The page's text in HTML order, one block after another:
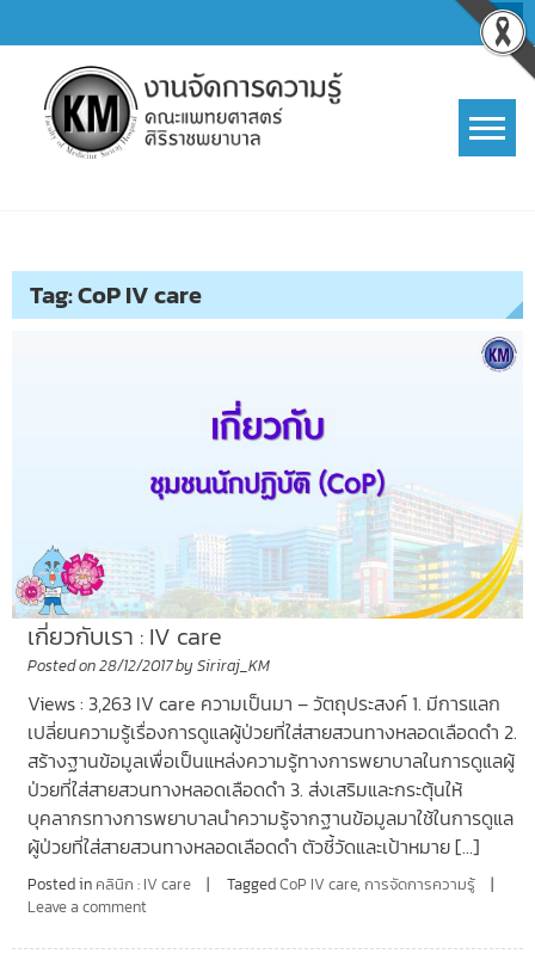
to
content
Tag:CoP IV care
เกี่ยวกับเรา : IV care
Posted on28/12/2017by Siriraj_KM
Views : 3,263 IV care ความเป็นมา – วัตถุประสงค์ 1. มีการแลก
เปลี่ยนความรู้เรื่องการดูแลผู้ป่วยที่ใส่สายสวนทางหลอดเลือดดำ 2.
สร้างฐานข้อมูลเพื่อเป็นแหล่งความรู้ทางการพยาบาลในการดูแลผู้
ป่วยที่ใส่สายสวนทางหลอดเลือดดำ 3. ส่งเสริมและกระตุ้นให้
บุคลากรทางการพยาบาลนำความรู้จากฐานข้อมูลมาใช้ในการดูแล
ผู้ป่วยที่ใส่สายสวนทางหลอดเลือดดำ ตัวชี้วัดและเป้าหมาย […]
Posted in คลินิก : IV care TaggedCoP IV care, การจัดการความรู้
Leave a comment